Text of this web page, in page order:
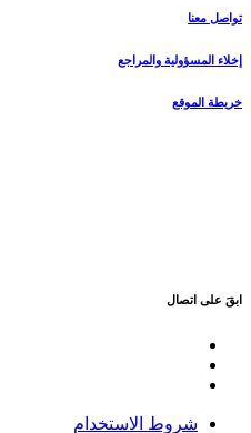
تواصل معنا
إخلاء المسؤولية والمراجع
خريطة الموقع
ابقَ على اتصال
شروط الاستخدام